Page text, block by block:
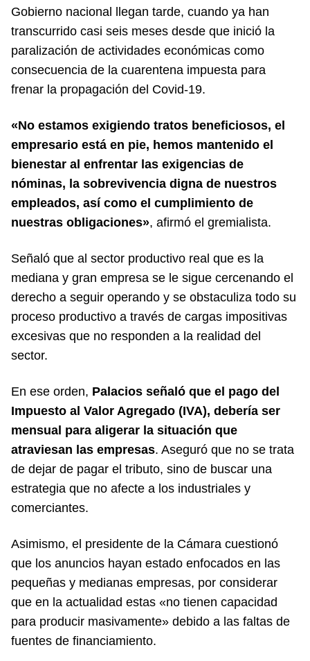
Gobierno nacional llegan tarde, cuando ya han
transcurrido casi seis meses desde que inició la
paralización de actividades económicas como
consecuencia de la cuarentena impuesta para
frenar la propagación del Covid-19.
«No estamos exigiendo tratos beneficiosos, el
empresario está en pie, hemos mantenido el
bienestar al enfrentar las exigencias de
nóminas, la sobrevivencia digna de nuestros
empleados, así como el cumplimiento de
nuestras obligaciones», afirmó el gremialista.
Señaló que al sector productivo real que es la
mediana y gran empresa se le sigue cercenando el
derecho a seguir operando y se obstaculiza todo su
proceso productivo a través de cargas impositivas
excesivas que no responden a la realidad del
sector.
En ese orden, Palacios señaló que el pago del
Impuesto al Valor Agregado (IVA), debería ser
mensual para aligerar la situación que
atraviesan las empresas. Aseguró que no se trata
de dejar de pagar el tributo, sino de buscar una
estrategia que no afecte a los industriales y
comerciantes.
Asimismo, el presidente de la Cámara cuestionó
que los anuncios hayan estado enfocados en las
pequeñas y medianas empresas, por considerar
que en la actualidad estas «no tienen capacidad
para producir masivamente» debido a las faltas de
fuentes de financiamiento.